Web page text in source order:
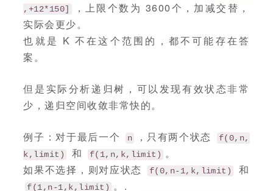
,+12*150]
，上限个数为 3600个，加减交替，
实际会更少。
也就是 K 不在这个范围的，都不可能存在答
案。
但是实际分析递归树，可以发现有效状态非常
少，递归空间收敛非常快的。
例子：对于最后一个 n ，只有两个状态
f(0,n,
k,limit)
和 f(1,n,k,limit) 。
如果不选择，则对应状态
f(0,n-1,k,limit) 和
f(1,n-1,k,limit) 。.